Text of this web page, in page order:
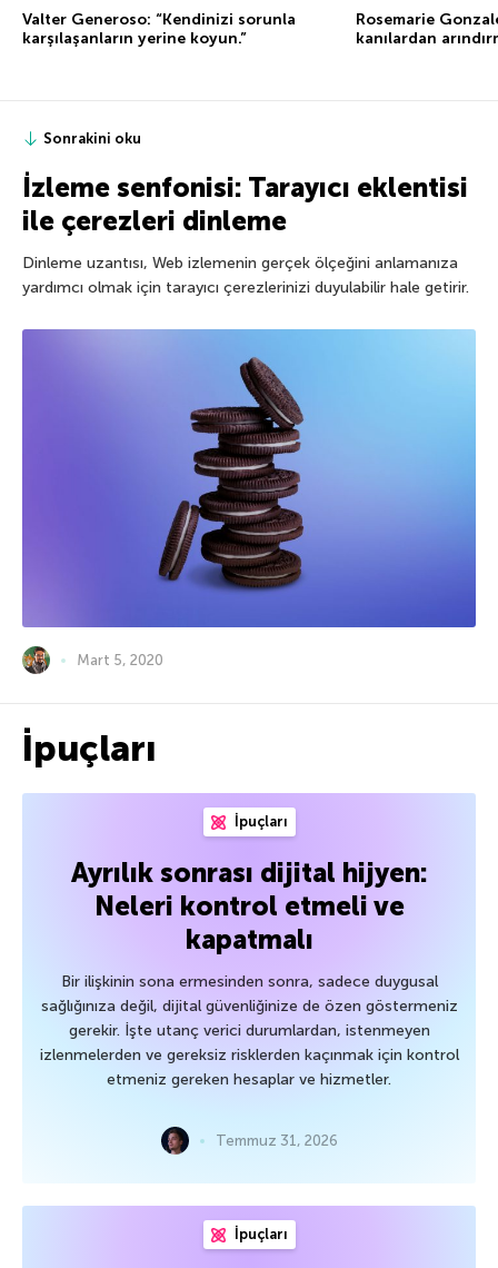
Valter Generoso: “Kendinizi sorunla
karşılaşanların yerine koyun.”
Rosemarie
kanılardan
Sonrakini oku
İzleme senfonisi: Tarayıcı eklentisi
ile çerezleri dinleme
Dinleme uzantısı, Web izlemenin gerçek ölçeğini anlamanıza
yardımcı olmak için tarayıcı çerezlerinizi duyulabilir hale getirir.
Mart 5, 2020
İpuçları
İpuçları
Ayrılık sonrası dijital hijyen:
Neleri kontrol etmeli ve
kapatmalı
Bir ilişkinin sona ermesinden sonra, sadece duygusal
sağlığınıza değil, dijital güvenliğinize de özen göstermeniz
gerekir. İşte utanç verici durumlardan, istenmeyen
izlenmelerden ve gereksiz risklerden kaçınmak için kontrol
etmeniz gereken hesaplar ve hizmetler.
Temmuz 31, 2026
İpuçları